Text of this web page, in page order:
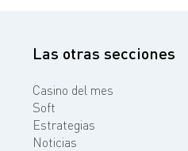
Las otras secciones
Casino del mes
Soft
Estrategias
Noticias